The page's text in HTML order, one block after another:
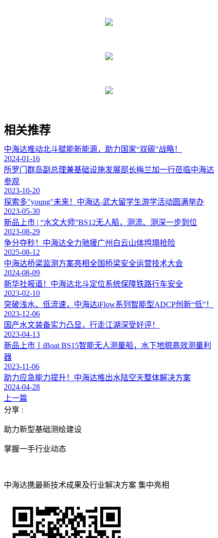
相关推荐
中海达推动北斗赋能新能源，助力国家“双碳”战略！
2024-01-16
所罗门群岛副总理兼基础设施发展部长梅兰加一行莅临中海达
参观
2023-10-20
探索多"young"未来！中海达-武大留学生游学活动圆满举办
2023-05-30
新品上市 | “水文大师”BS12无人船，测流、测深一步到位
2023-08-29
争分夺秒！中海达全力驰援广州白云山体垮塌抢险
2025-08-12
中海达桥梁监测方案亮相全国桥梁安全运营技术大会
2024-08-09
新华社报道！中海达北斗定位系统保障铁路行车安全
2023-02-10
突破浅水、低流速，中海达iFlow系列智能型ADCP创新“低”！
2023-12-06
国产水文装备实力凸显，行走江湖深受好评！
2023-04-13
新品上市丨iBoat BS15智能无人测量船，水下地貌高效测量利
器
2023-11-06
助力应急能力提升！中海达推出水陆空天整体解决方案
2024-04-28
上一篇
分享 :
助力新型基础测绘建设
掌握一手行业动态
中海达携最新技术成果及行业解决方案 集中亮相